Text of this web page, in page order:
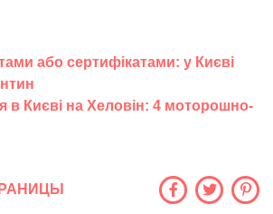
або сертифікатами: у Києві
в Києві на Хеловін: 4 моторошно-